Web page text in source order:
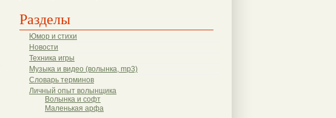
Разделы
Юмор и стихи
Новости
Техника игры
Музыка и видео (волынка, mp3)
Словарь терминов
Личный опыт волынщика
Волынка и софт
Маленькая арфа